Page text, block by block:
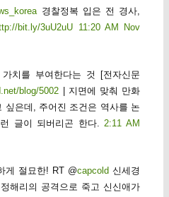
경찰정복 입은 전 경사,
bit.ly/3uU2uU 11:20 AM Nov
치를 부여한다는 것 [전자신문
blog/5002 | 지면에 맞춰 만화
싶은데, 주어진 조건은 역사를 논
글이 되버리곤 한다. 2:11 AM
게 절묘한! RT @capcold 신세경
해리의 공격으로 죽고 신신애가